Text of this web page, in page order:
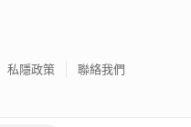
私隱政策 聯絡我們